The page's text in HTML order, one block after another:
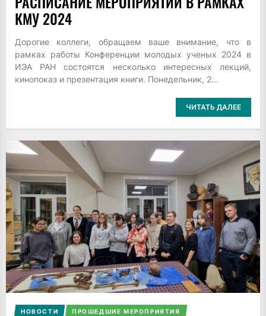
КМУ 2024
Дорогие коллеги, обращаем ваше внимание, что в
рамках работы Конференции молодых ученых 2024 в
ИЭА РАН состоятся несколько интересных лекций,
кинопоказ и презентация книги. Понедельник, 2...
ЧИТАТЬ ДАЛЕЕ
НОВОСТИ ПРОШЕДШИЕ МЕРОПРИЯТИЯ